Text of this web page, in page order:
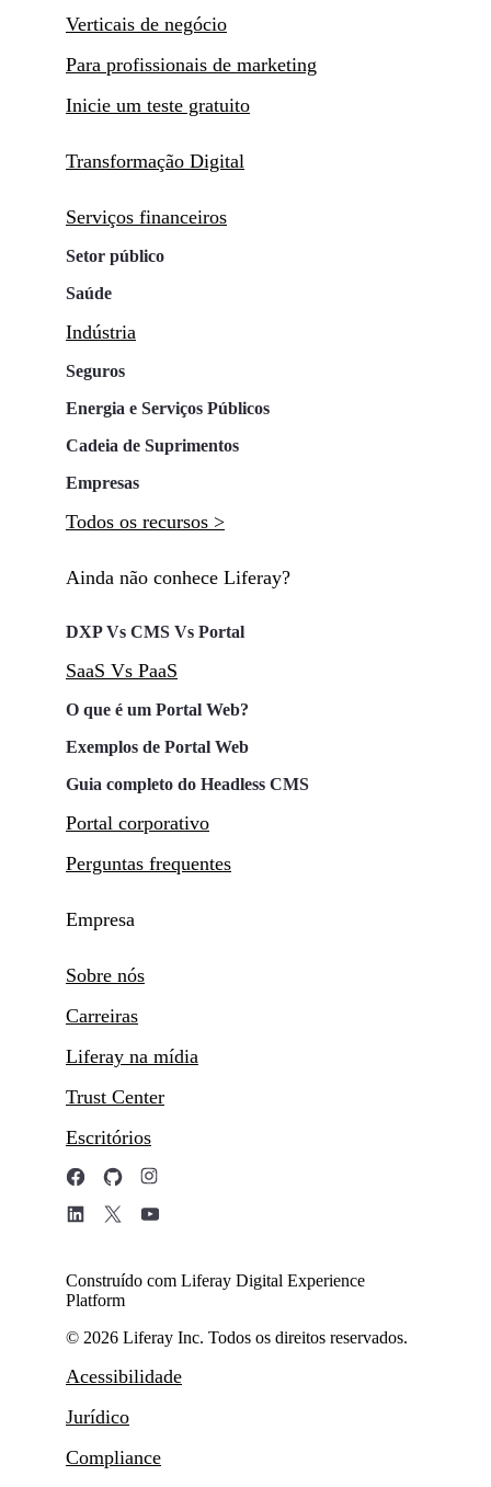
Verticais de negócio
Para profissionais de marketing
Inicie um teste gratuito
Transformação Digital
Serviços financeiros
Setor público
Saúde
Indústria
Seguros
Energia e Serviços Públicos
Cadeia de Suprimentos
Empresas
Todos os recursos >
Ainda não conhece Liferay?
DXP Vs CMS Vs Portal
SaaS Vs PaaS
O que é um Portal Web?
Exemplos de Portal Web
Guia completo do Headless CMS
Portal corporativo
Perguntas frequentes
Empresa
Sobre nós
Carreiras
Liferay na mídia
Trust Center
Escritórios
Construído com Liferay Digital Experience
Platform
© 2026 Liferay Inc. Todos os direitos reservados.
Acessibilidade
Jurídico
Compliance